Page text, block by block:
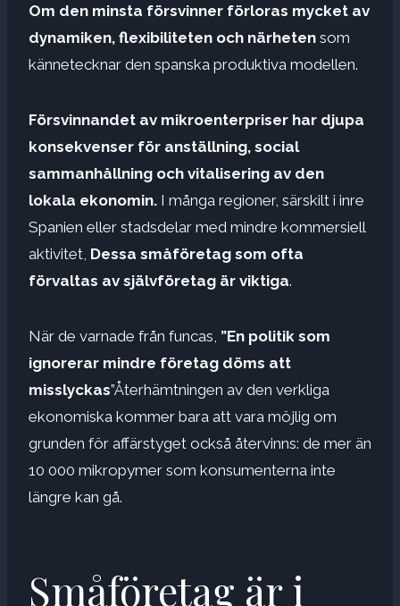
Om den minsta försvinner förloras mycket av
dynamiken, flexibiliteten och närheten som
kännetecknar den spanska produktiva modellen.
Försvinnandet av mikroenterpriser har djupa
konsekvenser för anställning, social
sammanhållning och vitalisering av den
lokala ekonomin. I många regioner, särskilt i inre
Spanien eller stadsdelar med mindre kommersiell
aktivitet, Dessa småföretag som ofta
förvaltas av självföretag är viktiga.
När de varnade från funcas, ”En politik som
ignorerar mindre företag döms att
misslyckas”Återhämtningen av den verkliga
ekonomiska kommer bara att vara möjlig om
grunden för affärstyget också återvinns: de mer än
10 000 mikropymer som konsumenterna inte
längre kan gå.
Småföretag är i